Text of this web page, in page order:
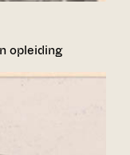
opleiding